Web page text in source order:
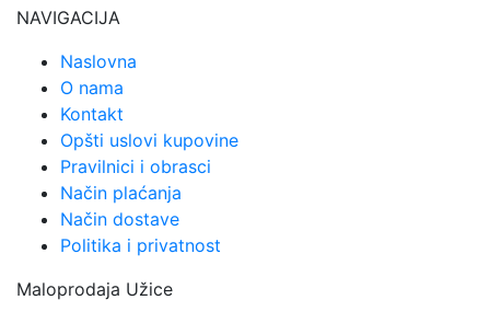
NAVIGACIJA
Naslovna
O nama
Kontakt
Opšti uslovi kupovine
Pravilnici i obrasci
Način plaćanja
Način dostave
Politika i privatnost
Maloprodaja Užice